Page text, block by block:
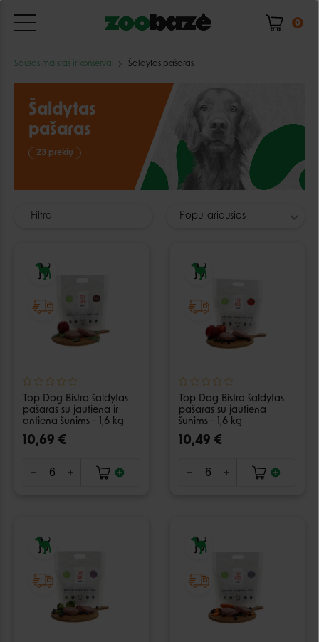
0
Sausas maistas ir konservai Šaldytas pašaras
Šaldytas
pašaras
23 prekių
Filtrai Populiariausios
Top Dog Bistro šaldytas
pašaras su jautiena ir
antiena šunims - 1,6 kg
10,69 €
Top Dog Bistro šaldytas
pašaras su jautiena
šunims - 1,6 kg
10,49 €